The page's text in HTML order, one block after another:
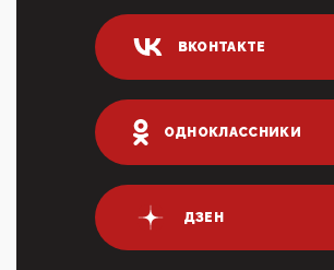
04:47, 10 Апреля 2026
ИНН для переводов по СБП это
логических двухЗаполнение ИНН
переводах по ...
03:35, 10 Апреля 2026
Суммарное вознаграждение
крупных банках по итогам 2025 года
03:01, 10 Апреля 2026
Террорист и убийца Буданов
что союзники просили Киев не
ВКОНТАКТЕ
ОДНОКЛАССНИКИ
ДЗЕН